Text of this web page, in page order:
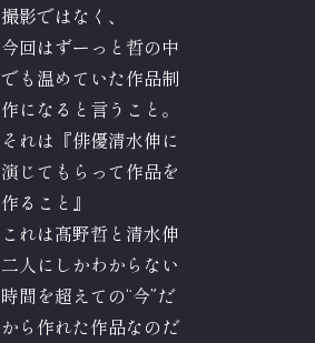
撮影ではなく、
今回はずーっと哲の中
でも温めていた作品制
作になると言うこと。
それは『俳優清水伸に
演じてもらって作品を
作ること』
これは髙野哲と清水伸
二人にしかわからない
時間を超えての“今”だ
から作れた作品なのだ